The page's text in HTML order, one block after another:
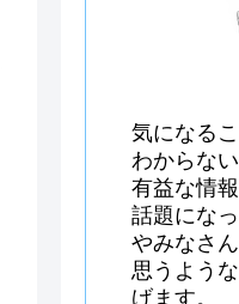
気になる
わからな
有益な情
話題にな
やみなさ
思うよう
げます。